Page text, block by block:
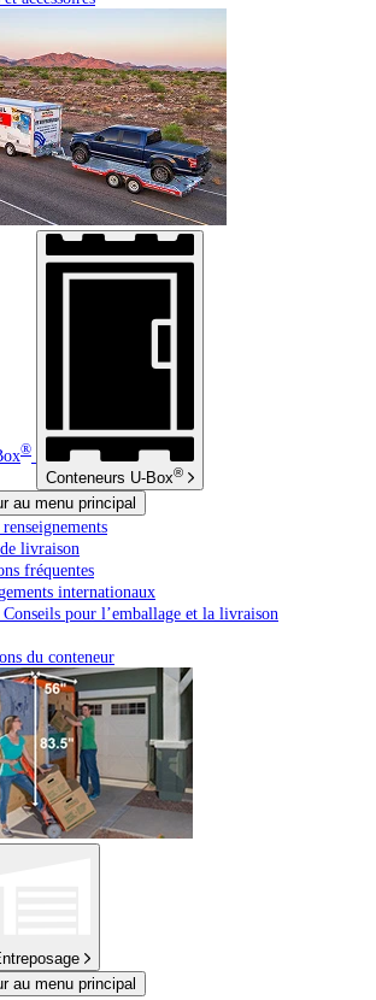
®
Conteneurs U-Box®
au menu principal
livraison
fréquentes
internationaux
Conseils pour l’emballage et la livraison
du conteneur
au menu principal